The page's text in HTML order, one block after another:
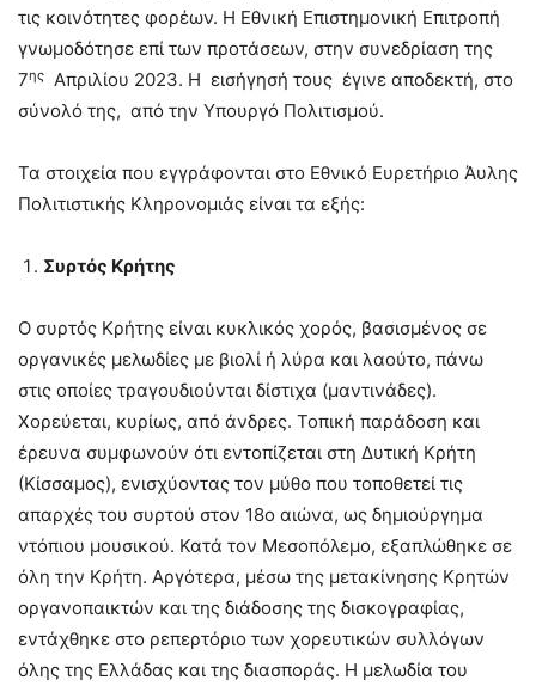
τις κοινότητες φορέων. Η Εθνική Επιστημονική Επιτροπή
γνωμοδότησε επί των προτάσεων, στην συνεδρίαση της
7ης Απριλίου 2023. Η εισήγησή τους έγινε αποδεκτή, στο
σύνολό της, από την Υπουργό Πολιτισμού.
Τα στοιχεία που εγγράφονται στο Εθνικό Ευρετήριο Άυλης
Πολιτιστικής Κληρονομιάς είναι τα εξής:
Συρτός Κρήτης
Ο συρτός Κρήτης είναι κυκλικός χορός, βασισμένος σε
οργανικές μελωδίες με βιολί ή λύρα και λαούτο, πάνω
στις οποίες τραγουδιούνται δίστιχα (μαντινάδες).
Χορεύεται, κυρίως, από άνδρες. Τοπική παράδοση και
έρευνα συμφωνούν ότι εντοπίζεται στη Δυτική Κρήτη
(Κίσσαμος), ενισχύοντας τον μύθο που τοποθετεί τις
απαρχές του συρτού στον 18ο αιώνα, ως δημιούργημα
ντόπιου μουσικού. Κατά τον Μεσοπόλεμο, εξαπλώθηκε σε
όλη την Κρήτη. Αργότερα, μέσω της μετακίνησης Κρητών
οργανοπαικτών και της διάδοσης της δισκογραφίας,
εντάχθηκε στο ρεπερτόριο των χορευτικών συλλόγων
όλης της Ελλάδας και της διασποράς. Η μελωδία του